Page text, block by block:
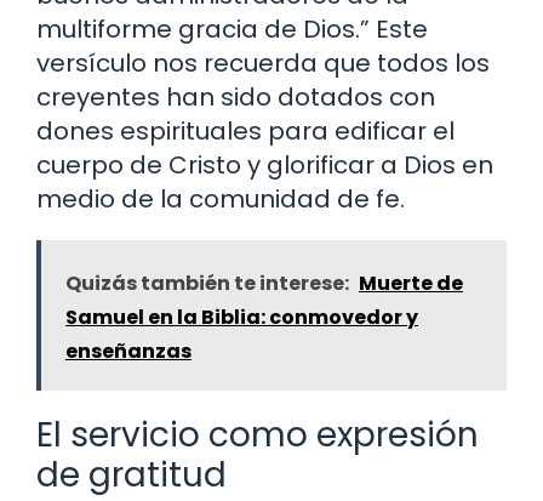
multiforme gracia de Dios.” Este
versículo nos recuerda que todos los
creyentes han sido dotados con
dones espirituales para edificar el
cuerpo de Cristo y glorificar a Dios en
medio de la comunidad de fe.
Quizás también te interese: Muerte de
Samuel en la Biblia: conmovedor y
enseñanzas
El servicio como expresión
de gratitud